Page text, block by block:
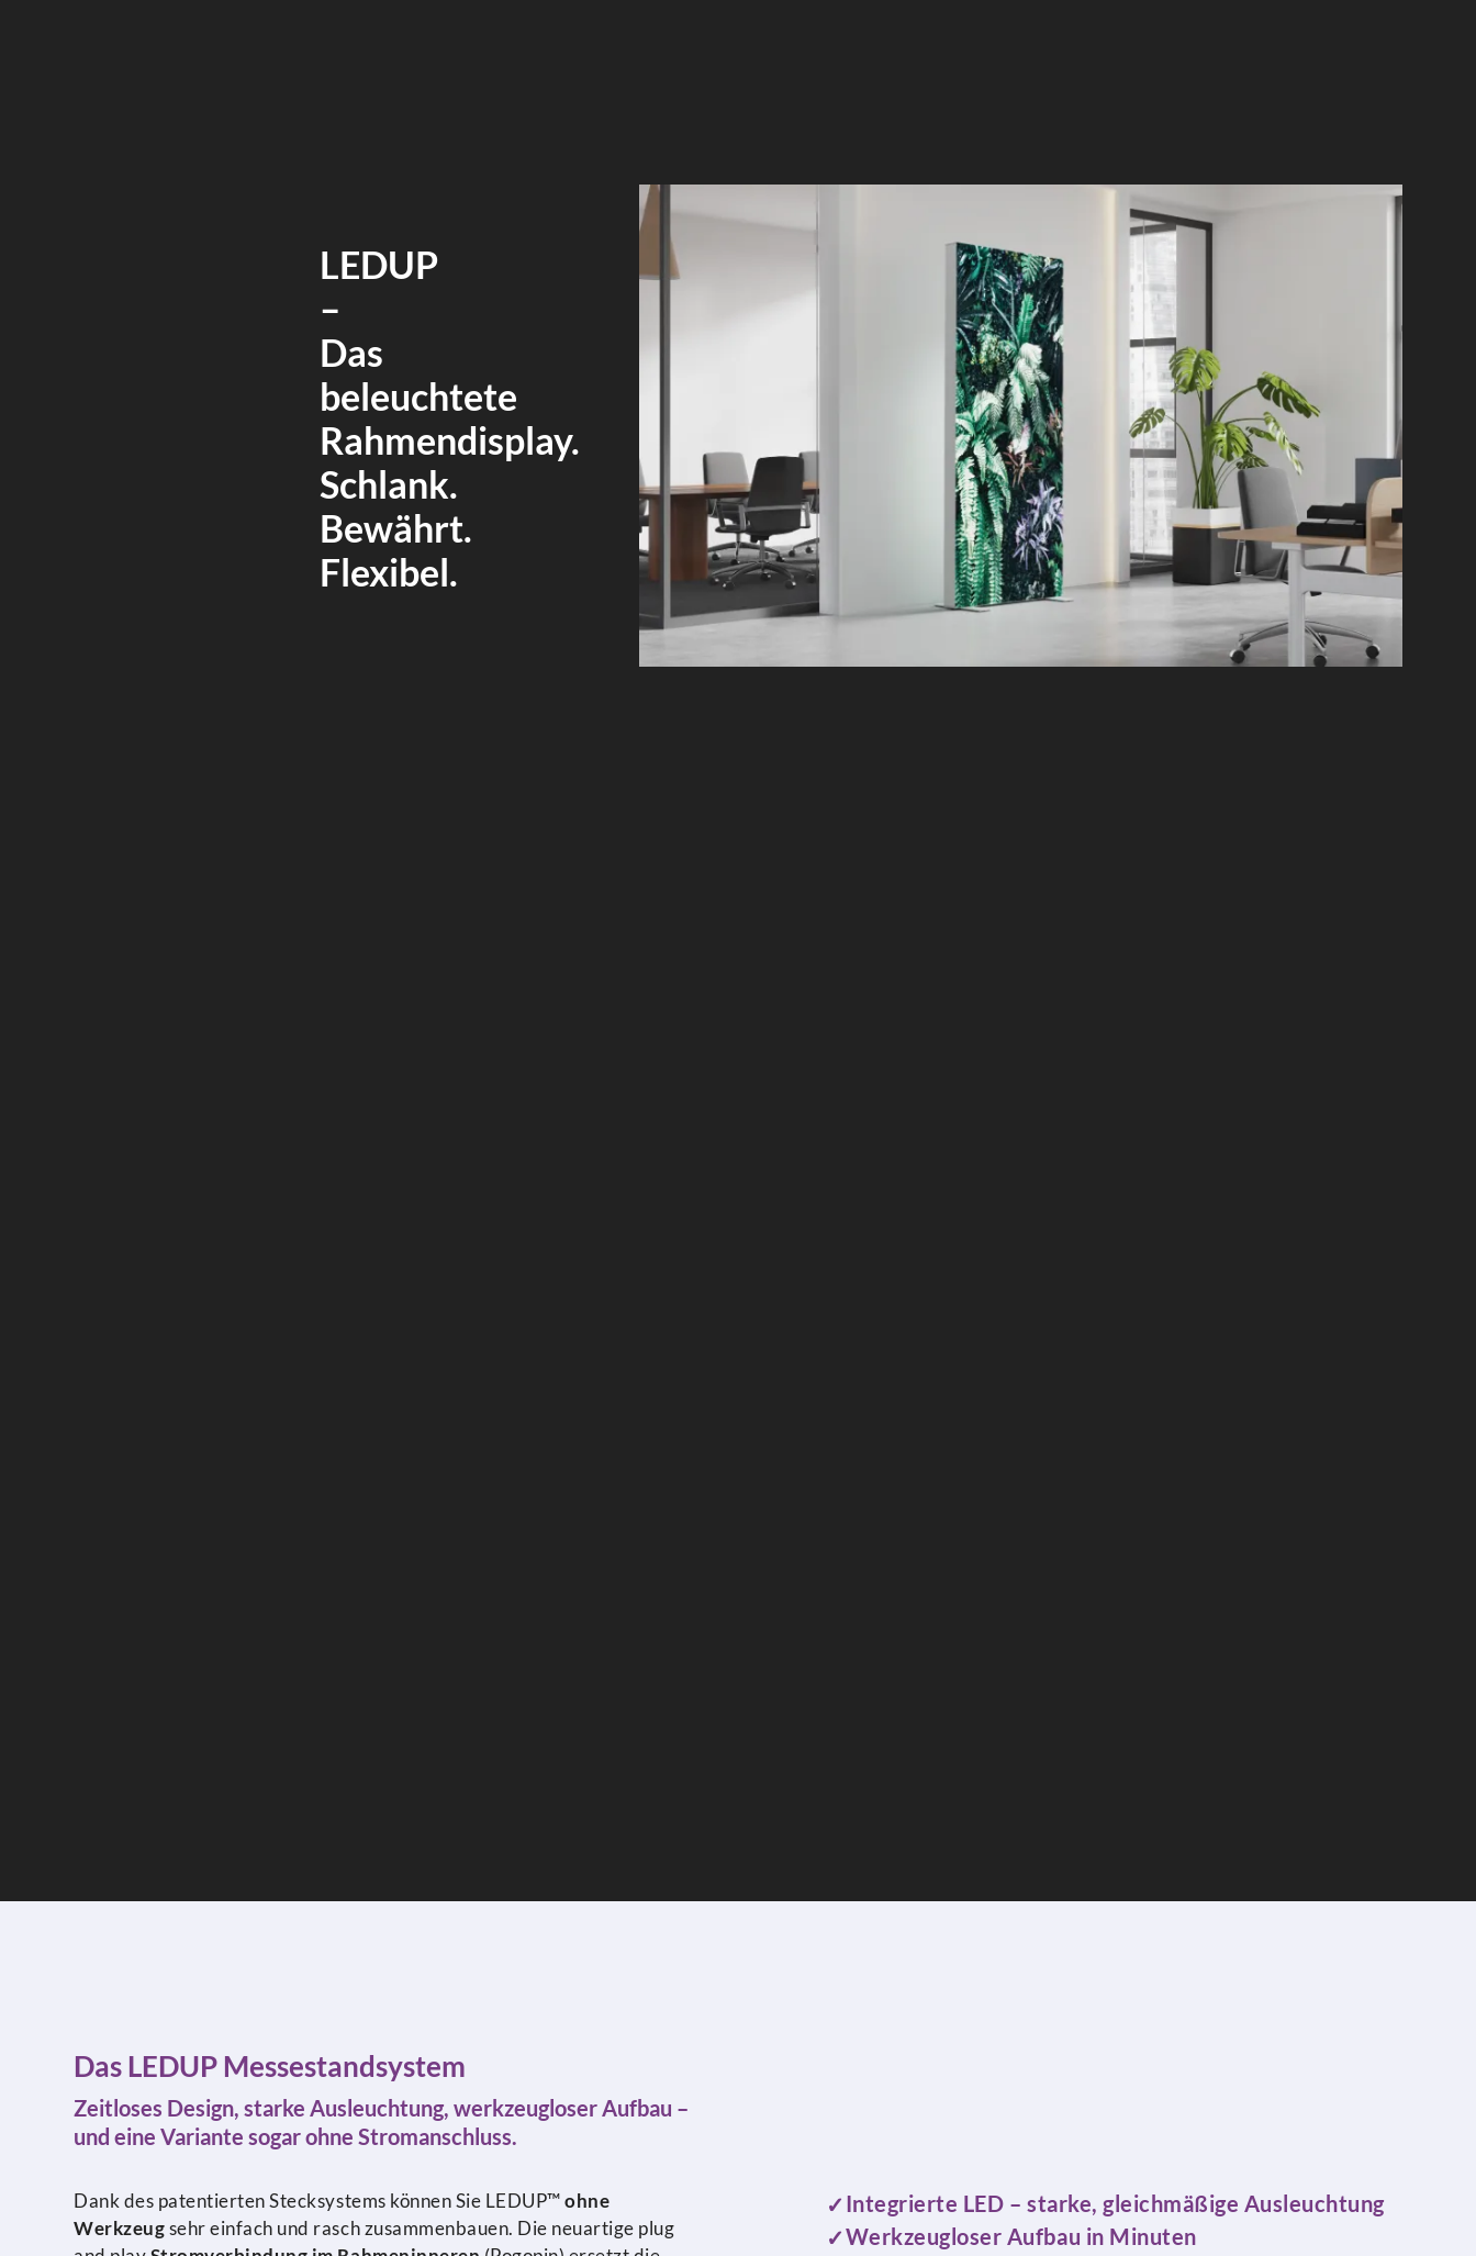
LEDUP
–
Das
beleuchtete
Rahmendisplay.
Schlank.
Bewährt.
Flexibel.
Das LEDUP Messestandsystem
Zeitloses Design, starke Ausleuchtung, werkzeugloser Aufbau –
und eine Variante sogar ohne Stromanschluss.
Dank des patentierten Stecksystems können Sie LEDUP™ohne
Werkzeugsehr einfach und rasch zusammenbauen. Die neuartige plug
Integrierte LED – starke, gleichmäßige Ausleuchtung
Werkzeugloser Aufbau in Minuten